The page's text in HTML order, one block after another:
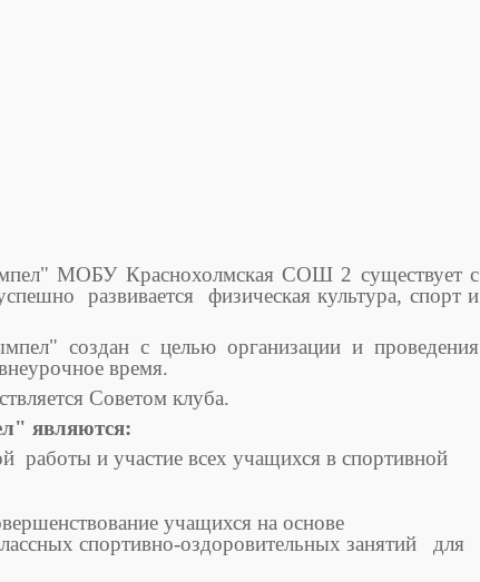
МОБУ Краснохолмская СОШ 2 существует с
развивается физическая культура, спорт и
создан с целью организации и проведения
время.
Советом клуба.
являются:
работы и участие всех учащихся в спортивной
учащихся на основе
спортивно-оздоровительных занятий для